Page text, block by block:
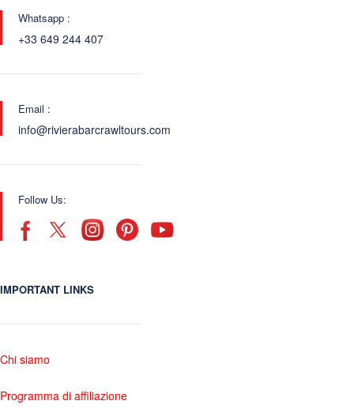
Whatsapp :
+33 649 244 407
Email :
info@rivierabarcrawltours.com
Follow Us:
IMPORTANT LINKS
Chi siamo
Programma di affiliazione